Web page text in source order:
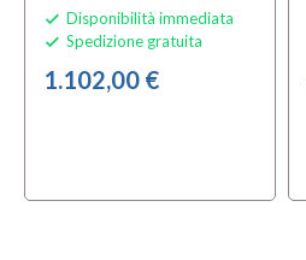
 Disponibilità immediata
 Spedizione gratuita
1.102,00 €